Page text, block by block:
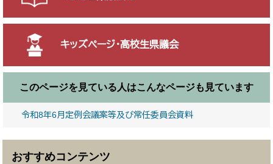
キッズページ・高校生県議会
このページを見ている人はこんなページも見ています
令和8年6月定例会議案等及び常任委員会資料
おすすめコンテンツ